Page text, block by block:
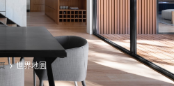
世界地圖